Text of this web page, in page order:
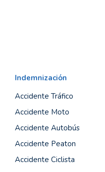
Indemnización
Accidente Tráfico
Accidente Moto
Accidente Autobús
Accidente Peaton
Accidente Ciclista